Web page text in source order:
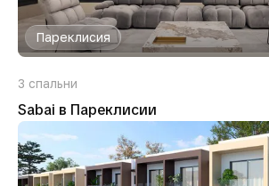
Пареклисия
3 спальни
Sabai в Пареклисии